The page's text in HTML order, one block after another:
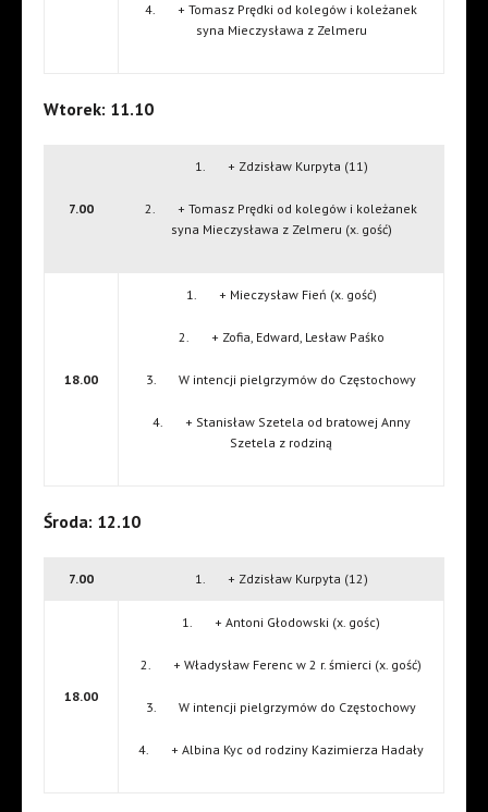
4. + Tomasz Prędki od kolegów i koleżanek
syna Mieczysława z Zelmeru
Wtorek: 11.10
7.00
1. + Zdzisław Kurpyta (11)
2. + Tomasz Prędki od kolegów i koleżanek
syna Mieczysława z Zelmeru (x. gość)
18.00
1. + Mieczysław Fień (x. gość)
2. + Zofia, Edward, Lesław Paśko
3. W intencji pielgrzymów do Częstochowy
4. + Stanisław Szetela od bratowej Anny
Szetela z rodziną
Środa: 12.10
7.00 1. + Zdzisław Kurpyta (12)
18.00
1. + Antoni Głodowski (x. gośc)
2. + Władysław Ferenc w 2 r. śmierci (x. gość)
3. W intencji pielgrzymów do Częstochowy
4. + Albina Kyc od rodziny Kazimierza Hadały